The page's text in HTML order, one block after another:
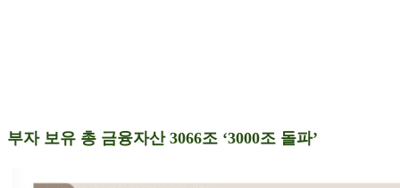
부자 보유 총 금융자산 3066조 ‘3000조 돌파’